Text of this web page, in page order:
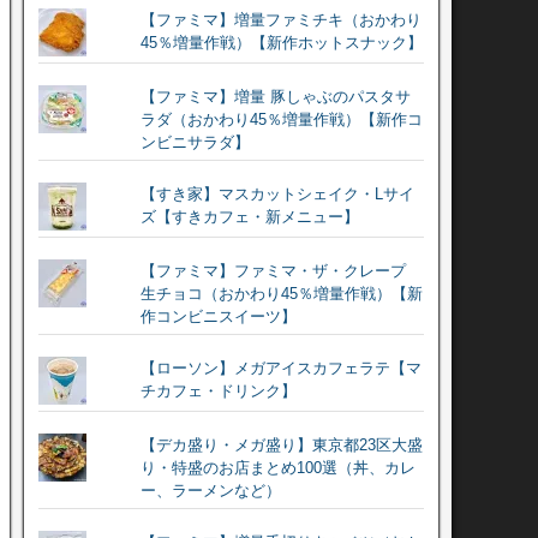
【ファミマ】増量ファミチキ（おかわり
45％増量作戦）【新作ホットスナック】
【ファミマ】増量 豚しゃぶのパスタサ
ラダ（おかわり45％増量作戦）【新作コ
ンビニサラダ】
【すき家】マスカットシェイク・Lサイ
ズ【すきカフェ・新メニュー】
【ファミマ】ファミマ・ザ・クレープ
生チョコ（おかわり45％増量作戦）【新
作コンビニスイーツ】
【ローソン】メガアイスカフェラテ【マ
チカフェ・ドリンク】
【デカ盛り・メガ盛り】東京都23区大盛
り・特盛のお店まとめ100選（丼、カレ
ー、ラーメンなど）